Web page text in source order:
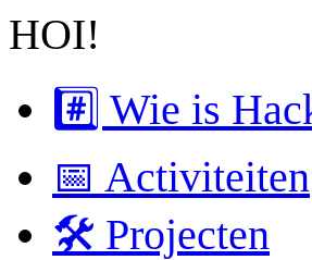
HOI!
#️⃣ Wie is
📅 Activiteiten
🛠 Projecten